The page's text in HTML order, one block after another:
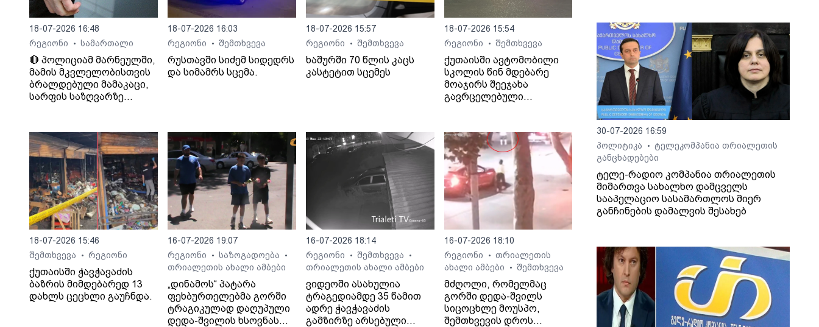
18-07-2026 16:48
რეგიონი
• სამართალი
🔴 პოლიციამ მარნეულში,
მამის მკვლელობისთვის
ბრალდებული მამაკაცი,
სარფის საზღვარზე
18-07-2026 16:03
რეგიონი
• შემთხვევა
რუსთავში სიძემ სიდედრს
და სიმამრს სცემა.
18-07-2026 15:57
რეგიონი
• შემთხვევა
ხაშურში 70 წლის კაცს
კასტეტით სცემეს
18-07-2026 15:54
რეგიონი
• შემთხვევა
ქუთაისში ავტომობილი
სკოლის წინ მდებარე
მოაჯირს შეეჯახა
გავრცელებული
საჯარო სკოლასთან
მოხდა.
18-07-2026 15:46
შემთხვევა
• რეგიონი
ქუთაისში ჭავჭავაძის
ბაზრის მიმდებარედ 13
დახლს ცეცხლი გაუჩნდა.
16-07-2026 19:07
რეგიონი
• საზოგადოება •
თრიალეთის ახალი ამბები
„დინამოს“ პატარა
ფეხბურთელებმა გორში
ტრაგიკულად დაღუპული
დედა-შვილის ხსოვნას
16-07-2026 18:14
რეგიონი
• შემთხვევა •
თრიალეთის ახალი ამბები
ვიდეოში ასახულია
ტრაგედიამდე 35 წამით
ადრე ჭავჭავაძის
გამზირზე არსებული
16-07-2026 18:10
რეგიონი
• თრიალეთის
ახალი ამბები
• შემთხვევა
მძღოლი, რომელმაც
გორში დედა-შვილს
სიცოცხლე მოუსპო,
შემთხვევის დროს
30-07-2026 16:59
პოლიტიკა
•
ტელეკომპანია თრიალეთის
განცხადებები
ტელე-რადიო კომპანია თრიალეთის
მიმართვა სახალხო დამცველს
სააპელაციო სასამართლოს მიერ
განჩინების დამალვის შესახებ